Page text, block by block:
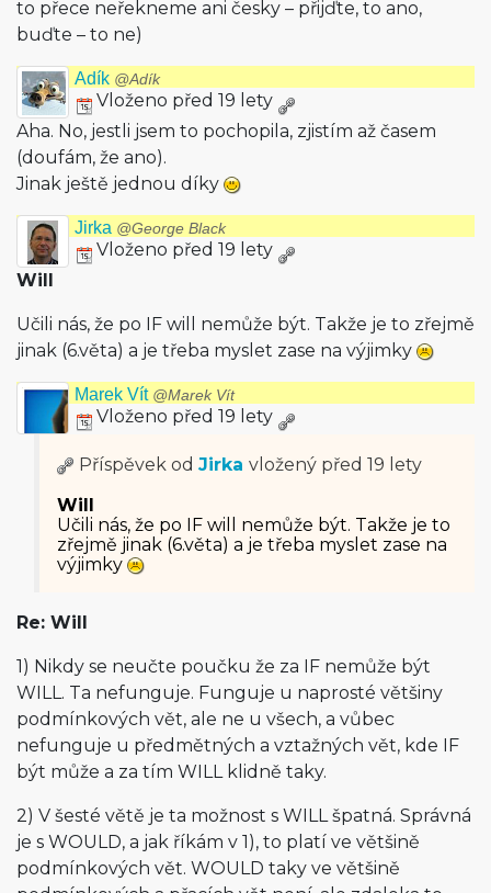
to přece neřekneme ani česky – přijďte, to ano,
buďte – to ne)
Adík @Adík
Vloženo před 19 lety
Aha. No, jestli jsem to pochopila, zjistím až časem
(doufám, že ano).
Jinak ještě jednou díky
Jirka @George Black
Vloženo před 19 lety
Will
Učili nás, že po IF will nemůže být. Takže je to zřejmě
jinak (6.věta) a je třeba myslet zase na výjimky
Marek Vít @Marek Vít
Vloženo před 19 lety
Příspěvek od Jirka vložený před 19 lety
Will
Učili nás, že po IF will nemůže být. Takže je to
zřejmě jinak (6.věta) a je třeba myslet zase na
výjimky
Re: Will
1) Nikdy se neučte poučku že za IF nemůže být
WILL. Ta nefunguje. Funguje u naprosté většiny
podmínkových vět, ale ne u všech, a vůbec
nefunguje u předmětných a vztažných vět, kde IF
být může a za tím WILL klidně taky.
2) V šesté větě je ta možnost s WILL špatná. Správná
je s WOULD, a jak říkám v 1), to platí ve většině
podmínkových vět. WOULD taky ve většině